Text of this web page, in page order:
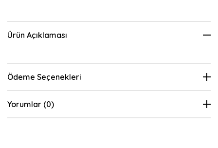
Ürün Açıklaması
Ödeme Seçenekleri
Yorumlar (0)